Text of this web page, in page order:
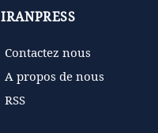
IRANPRESS
Contactez nous
A propos de nous
RSS